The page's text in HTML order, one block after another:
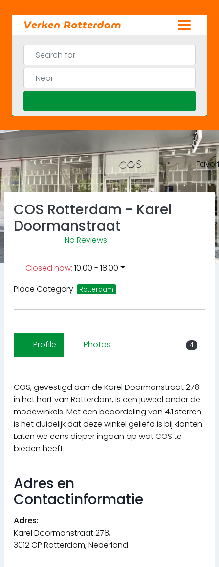
content
Search for
Near
Previous
COS Rotterdam - Karel
Doormanstraat
No Reviews
Closed now: 10:00 - 18:00
Place Category: Rotterdam
Profile Photos 4
COS, gevestigd aan de Karel Doormanstraat 278
in het hart van Rotterdam, is een juweel onder de
modewinkels. Met een beoordeling van 4.1 sterren
is het duidelijk dat deze winkel geliefd is bij klanten.
Laten we eens dieper ingaan op wat COS te
bieden heeft.
Adres en
Contactinformatie
Adres:
Karel Doormanstraat 278,
3012 GP Rotterdam, Nederland